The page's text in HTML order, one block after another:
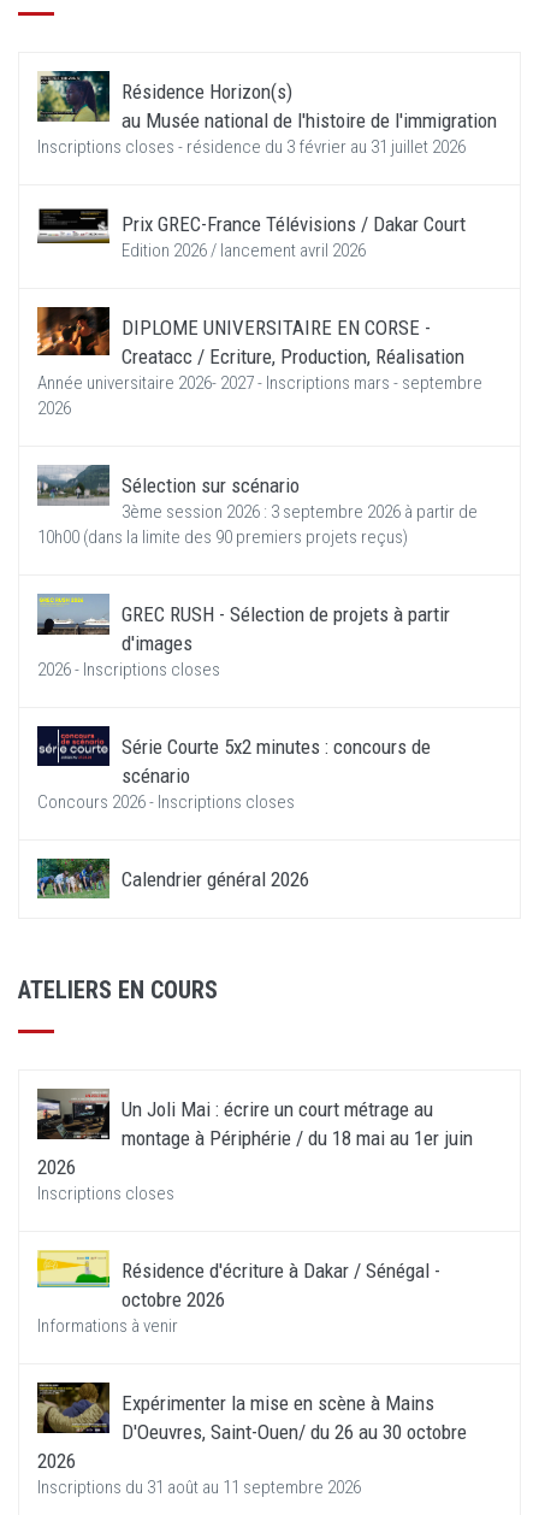
Résidence Horizon(s)
au Musée national de l'histoire de l'immigration
Inscriptions closes - résidence du 3 février au 31 juillet 2026
Prix GREC-France Télévisions / Dakar Court
Edition 2026 / lancement avril 2026
DIPLOME UNIVERSITAIRE EN CORSE -
Creatacc / Ecriture, Production, Réalisation
Année universitaire 2026- 2027 - Inscriptions mars - septembre
2026
Sélection sur scénario
3ème session 2026 : 3 septembre 2026 à partir de
10h00 (dans la limite des 90 premiers projets reçus)
GREC RUSH - Sélection de projets à partir
d'images
2026 - Inscriptions closes
Série Courte 5x2 minutes : concours de
scénario
Concours 2026 - Inscriptions closes
Calendrier général 2026
ATELIERS EN COURS
Un Joli Mai : écrire un court métrage au
montage à Périphérie / du 18 mai au 1er juin
2026
Inscriptions closes
Résidence d'écriture à Dakar / Sénégal -
octobre 2026
Informations à venir
Expérimenter la mise en scène à Mains
D'Oeuvres, Saint-Ouen/ du 26 au 30 octobre
2026
Inscriptions du 31 août au 11 septembre 2026